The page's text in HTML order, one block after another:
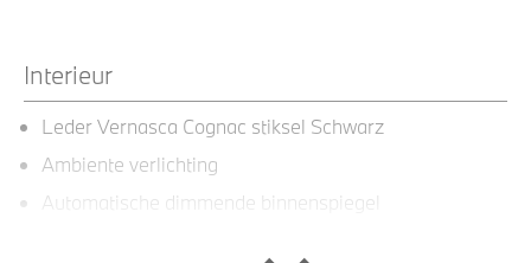
Interieur
Leder Vernasca Cognac stiksel Schwarz
Ambiente verlichting
Automatische dimmende binnenspiegel